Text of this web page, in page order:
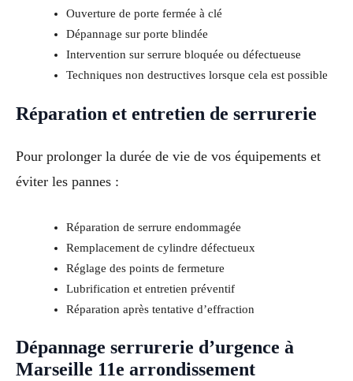
Ouverture de porte fermée à clé
Dépannage sur porte blindée
Intervention sur serrure bloquée ou défectueuse
Techniques non destructives lorsque cela est possible
Réparation et entretien de serrurerie
Pour prolonger la durée de vie de vos équipements et
éviter les pannes :
Réparation de serrure endommagée
Remplacement de cylindre défectueux
Réglage des points de fermeture
Lubrification et entretien préventif
Réparation après tentative d’effraction
Dépannage serrurerie d’urgence à
Marseille 11e arrondissement